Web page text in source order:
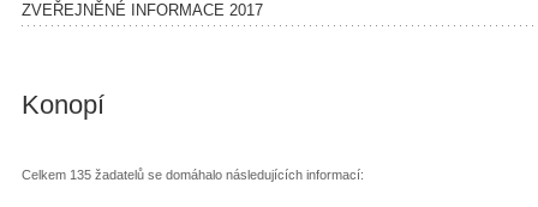
ZVEŘEJNĚNÉ INFORMACE 2017
Konopí
Celkem 135 žadatelů se domáhalo následujících informací: